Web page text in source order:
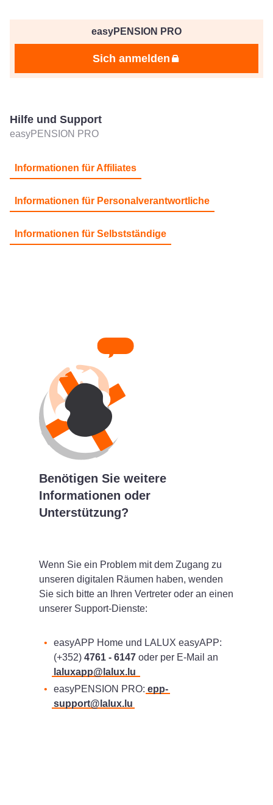
easyPENSION PRO
Sich anmelden
Hilfe und Support
easyPENSION PRO
Informationen für Affiliates
Informationen für Personalverantwortliche
Informationen für Selbstständige
Benötigen Sie weitere
Informationen oder
Unterstützung?
Wenn Sie ein Problem mit dem Zugang zu
unseren digitalen Räumen haben, wenden
Sie sich bitte an Ihren Vertreter oder an einen
unserer Support-Dienste:
easyAPP Home und LALUX easyAPP:
(+352) 4761 - 6147 oder per E-Mail an
laluxapp@lalux.lu
easyPENSION PRO: epp-
support@lalux.lu